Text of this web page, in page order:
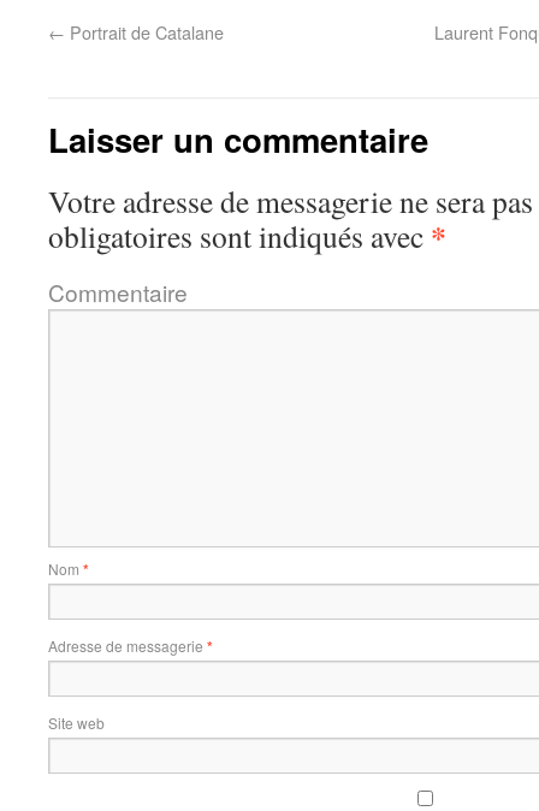
← Portrait de Catalane Laurent
Laisser un commentaire
Votre adresse de messagerie ne sera
obligatoires sont indiqués avec *
Commentaire
Nom *
Adresse de messagerie *
Site web